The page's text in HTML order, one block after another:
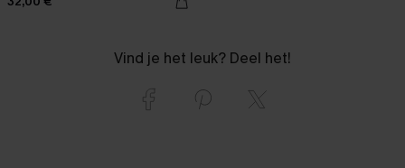
Vind je het leuk? Deel het!